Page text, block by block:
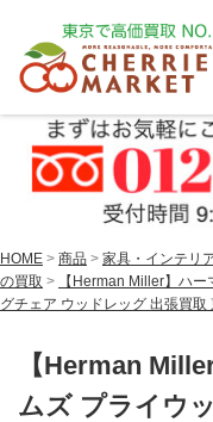
HOME > 商品 > 家具・インテリ
の買取 >
【Herman Miller】ハ
グチェア ウッドレッグ 出張買取
【Herman
ムズ プライウ